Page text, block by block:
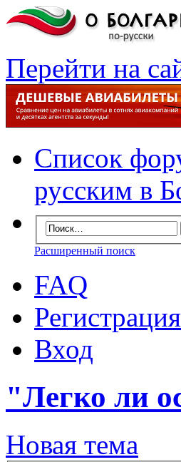
Перейти на
Список
русским в
Расширенный поиск
FAQ
Регистрация
Вход
"Легко ли
Новая тема